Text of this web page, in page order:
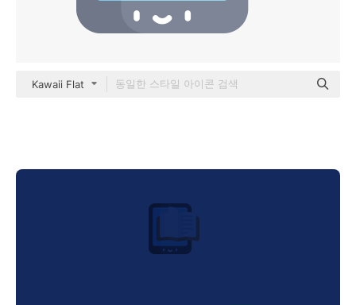
Kawaii Flat